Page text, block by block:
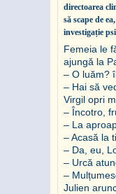
directoarea
să scape de
investigație
Femeia le
ajungă la
– O luăm?
– Hai să
Virgil opri
– Încotro,
– La
– Acasă la
– Da, eu,
– Urcă
–
Julien